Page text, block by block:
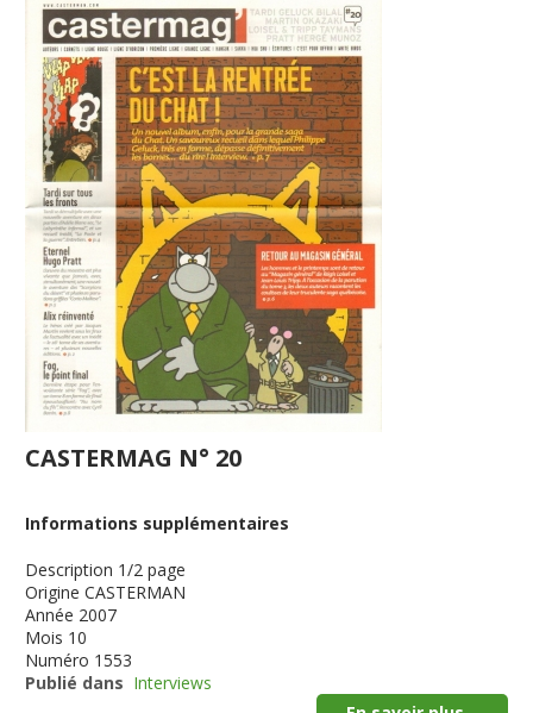
CASTERMAG N° 20
Informations supplémentaires
Description 1/2 page
Origine CASTERMAN
Année 2007
Mois 10
Numéro 1553
Publié dans Interviews